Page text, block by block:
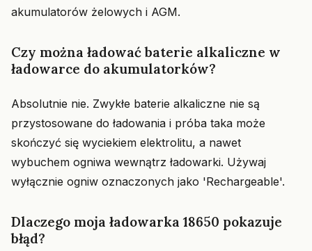
akumulatorów żelowych i AGM.
Czy można ładować baterie alkaliczne w
ładowarce do akumulatorków?
Absolutnie nie. Zwykłe baterie alkaliczne nie są
przystosowane do ładowania i próba taka może
skończyć się wyciekiem elektrolitu, a nawet
wybuchem ogniwa wewnątrz ładowarki. Używaj
wyłącznie ogniw oznaczonych jako 'Rechargeable'.
Dlaczego moja ładowarka 18650 pokazuje
błąd?